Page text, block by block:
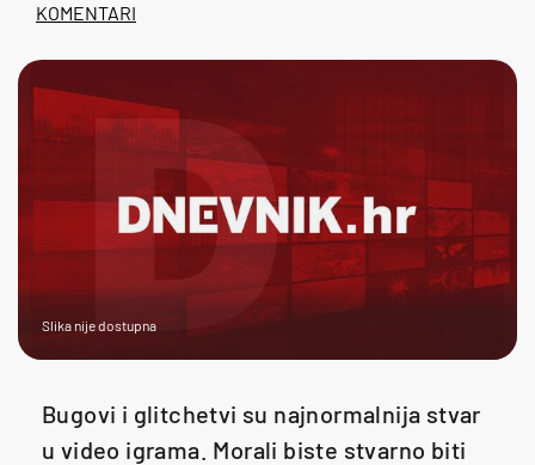
KOMENTARI
Slika nije dostupna
Bugovi i glitchetvi su najnormalnija stvar
u video igrama. Morali biste stvarno biti